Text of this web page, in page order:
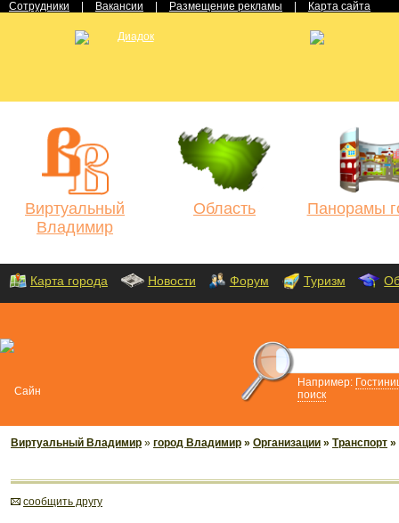
Сотрудники Вакансии Размещение рекламы Карта сайта
Виртуальный
Владимир
Область Панорамы
Карта города Новости Форум Туризм
Например:
поиск
Виртуальный Владимир » город Владимир » Организации » Транспорт »
cообщить другу